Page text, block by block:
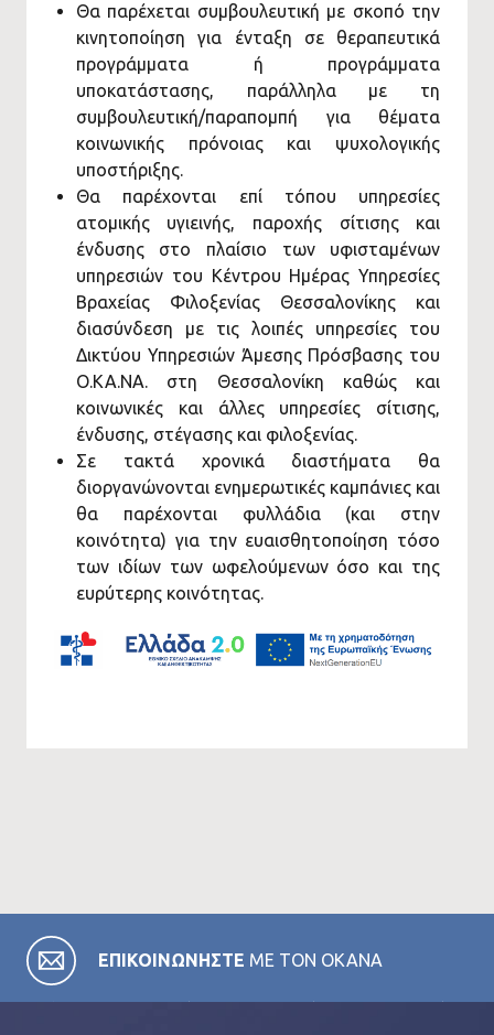
Θα παρέχεται συμβουλευτική με σκοπό την
κινητοποίηση για ένταξη σε θεραπευτικά
προγράμματα ή προγράμματα
υποκατάστασης, παράλληλα με τη
συμβουλευτική/παραπομπή για θέματα
κοινωνικής πρόνοιας και ψυχολογικής
υποστήριξης.
Θα παρέχονται επί τόπου υπηρεσίες
ατομικής υγιεινής, παροχής σίτισης και
ένδυσης στο πλαίσιο των υφισταμένων
υπηρεσιών του Κέντρου Ημέρας Υπηρεσίες
Βραχείας Φιλοξενίας Θεσσαλονίκης και
διασύνδεση με τις λοιπές υπηρεσίες του
Δικτύου Υπηρεσιών Άμεσης Πρόσβασης του
Ο.ΚΑ.ΝΑ. στη Θεσσαλονίκη καθώς και
κοινωνικές και άλλες υπηρεσίες σίτισης,
ένδυσης, στέγασης και φιλοξενίας.
Σε τακτά χρονικά διαστήματα θα
διοργανώνονται ενημερωτικές καμπάνιες και
θα παρέχονται φυλλάδια (και στην
κοινότητα) για την ευαισθητοποίηση τόσο
των ιδίων των ωφελούμενων όσο και της
ευρύτερης κοινότητας.
ΕΠΙΚΟΙΝΩΝΗΣΤΕ ΜΕ ΤΟΝ ΟΚΑΝΑ